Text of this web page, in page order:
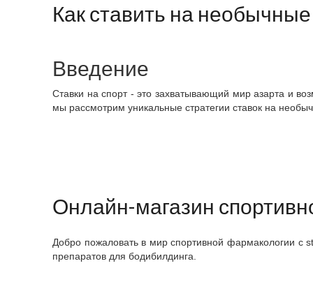
Как ставить на
Введение
Ставки на спорт - это захватывающий мир азарта и
мы рассмотрим уникальные стратегии ставок на
Онлайн-магазин
Добро пожаловать в мир спортивной фармакологии с
препаратов для бодибилдинга.